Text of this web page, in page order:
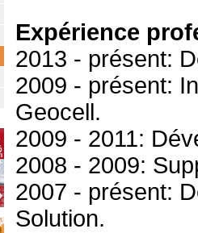
Expérience
2013 - présent:
2009 - présent:
Geocell.
2009 - 2011:
2008 - 2009:
2007 - présent:
Solution.